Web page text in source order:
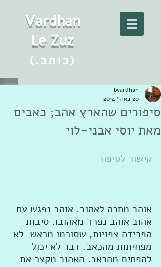
Vardhan
Le Zuz
(.כותב)
סיפורים שהארץ אהב; כאבים
מאת יוסי אבני-לוי
bvardhan
20 באוק׳ 2014
קישור לסיפור
אוהב מחכה לאהוב. אוהב נפגש עם
אהוב אוהב נפרד מאהובו. סיבות
הפרידה צפויות, שסוכמו מראש  לא
מפחיתות מהכאב. דבר לא יכול
להפחית מהכאב. האהוב מקצר את